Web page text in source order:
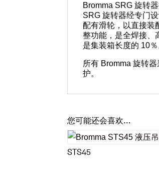
Bromma SRG 旋转
SRG 旋转器经专门
配有滑轮，以直接装
整功能，是全焊接、
是集装箱长度的 10％
所有 Bromma 旋转
护。
您可能还会喜欢…
STS45